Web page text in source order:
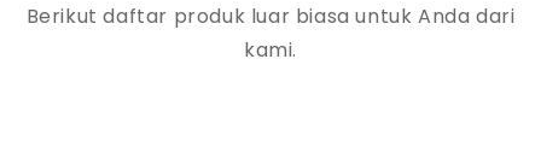
Berikut daftar produk luar biasa untuk Anda dari
kami.